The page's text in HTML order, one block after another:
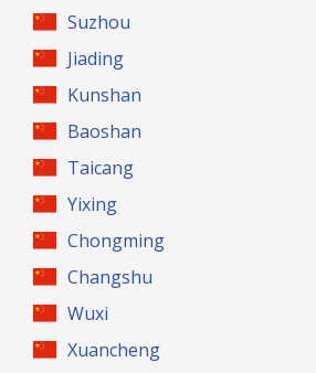
Suzhou
Jiading
Kunshan
Baoshan
Taicang
Yixing
Chongming
Changshu
Wuxi
Xuancheng